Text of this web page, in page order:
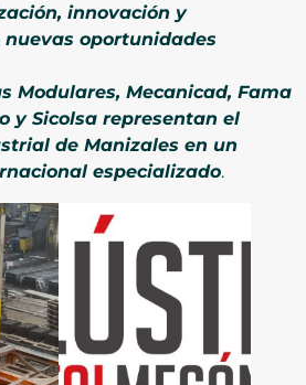
innovación y
nuevas oportunidades
Modulares, Mecanicad, Fama
y Sicolsa representan el
de Manizales en un
especializado.